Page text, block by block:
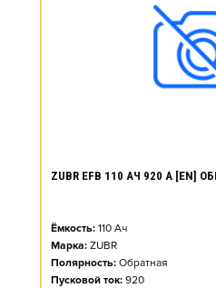
ZUBR EFB 110 АЧ 920 А [EN]
Ёмкость: 110 Ач
Марка: ZUBR
Полярность: Обратная
Пусковой ток: 920